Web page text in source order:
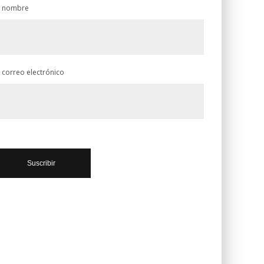
nombre
correo electrónico